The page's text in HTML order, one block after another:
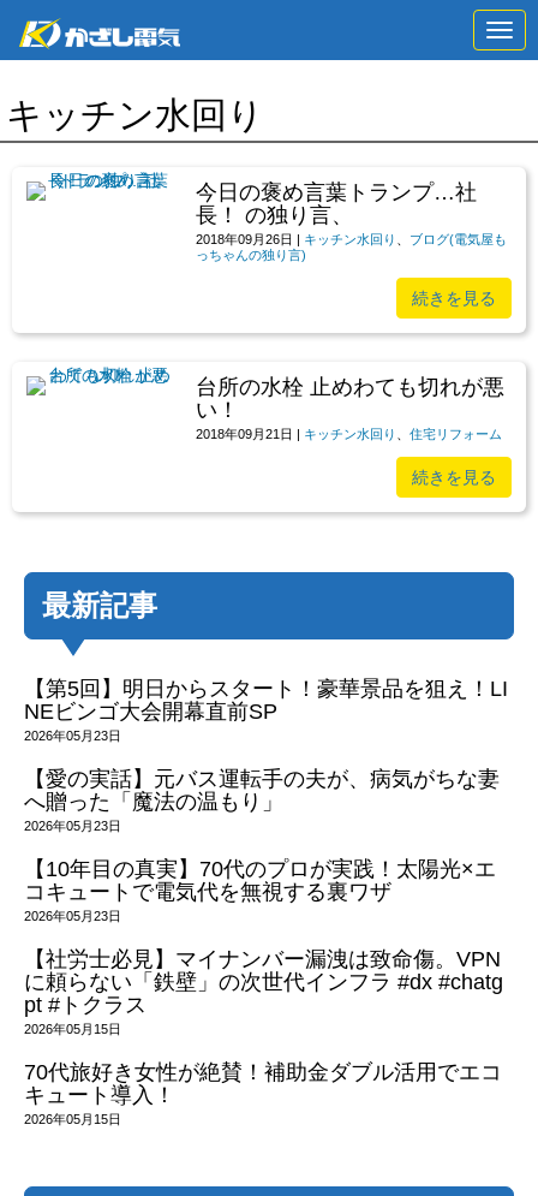
N
a
t
キッチン水回り
今日の褒め言葉トランプ…社
長！ の独り言、
2018年09月26日 | キッチン水回り
ブログ(電気屋も
っちゃんの独り言)
続きを見る
台所の水栓 止めわても切れが悪
い！
2018年09月21日 | キッチン水回り 、住宅リフォーム
続きを見る
最新記事
【第5回】明日からスタート！豪華景品を狙え！LI
NEビンゴ大会開幕直前SP
2026年05月23日
【愛の実話】元バス運転手の夫が、病気がちな妻
へ贈った「魔法の温もり」
2026年05月23日
【10年目の真実】70代のプロが実践！太陽光×エ
コキュートで電気代を無視する裏ワザ
2026年05月23日
【社労士必見】マイナンバー漏洩は致命傷。VPN
に頼らない「鉄壁」の次世代インフラ #dx #chatg
pt #トクラス
2026年05月15日
70代旅好き女性が絶賛！補助金ダブル活用でエコ
キュート導入！
2026年05月15日